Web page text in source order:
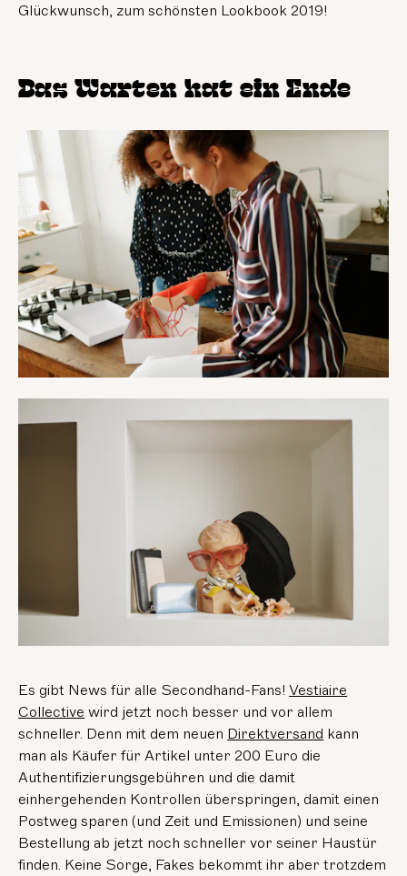
Glückwunsch, zum schönsten Lookbook 2019!
Das Warten hat ein Ende
Es gibt News für alle Secondhand-Fans!Vestiaire
Collective wird jetzt noch besser und vor allem
schneller. Denn mit dem neuen Direktversand kann
man als Käufer für Artikel unter 200 Euro die
Authentifizierungsgebühren und die damit
einhergehenden Kontrollen überspringen, damit einen
Postweg sparen (und Zeit und Emissionen) und seine
Bestellung ab jetzt noch schneller vor seiner Haustür
finden. Keine Sorge, Fakes bekommt ihr aber trotzdem